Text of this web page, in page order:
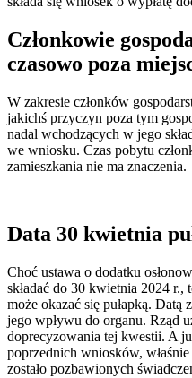
Członkowie
czasowo poza
W zakresie członków
jakichś przyczyn poza tym
nadal wchodzących w jego
we wniosku. Czas pobytu
zamieszkania nie ma znaczenia.
Data 30 kwietnia
Choć ustawa o dodatku
składać do 30 kwietnia 2024
może okazać się pułapką. Datą
jego wpływu do organu. Rząd
doprecyzowania tej kwestii. A
poprzednich wniosków,
zostało pozbawionych